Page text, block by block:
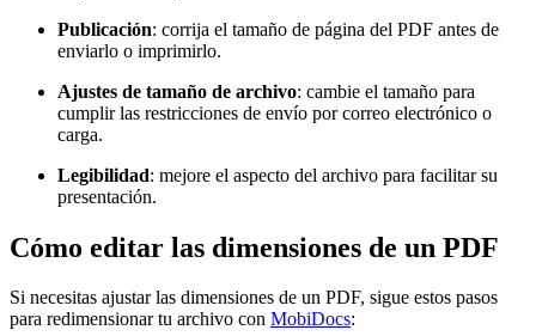
Publicación: corrija el tamaño de página del PDF antes de
enviarlo o imprimirlo.
Ajustes de tamaño de archivo: cambie el tamaño para
cumplir las restricciones de envío por correo electrónico o
carga.
Legibilidad: mejore el aspecto del archivo para facilitar su
presentación.
Cómo editar las dimensiones de un PDF
Si necesitas ajustar las dimensiones de un PDF, sigue estos pasos
para redimensionar tu archivo con MobiDocs: